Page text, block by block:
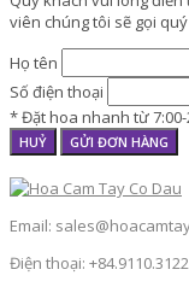
viên chúng tôi sẽ gọi
Họ tên
Số điện thoại
* Đặt hoa nhanh từ 7:00-
HUỶ GỬI ĐƠN HÀNG
Email:
Điện thoại: